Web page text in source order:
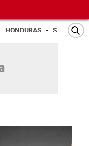
HONDURAS SAN PEDRO